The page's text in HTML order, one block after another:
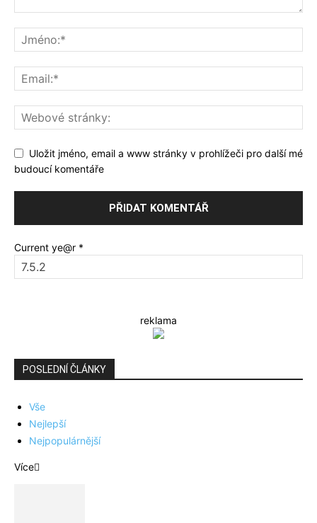
Uložit jméno, email a www stránky v prohlížeči pro další mé
budoucí komentáře
Current ye@r *
reklama
POSLEDNÍ ČLÁNKY
Vše
Nejlepší
Nejpopulárnější
Více